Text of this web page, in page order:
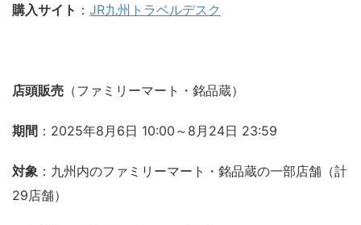
購入サイト ： JR九州トラベルデスク
店頭販売 （ファミリーマート・銘品蔵）
期間 ：2025年8月6日 10:00～8月24日 23:59
対象 ：九州内のファミリーマート・銘品蔵の一部店舗（計
29店舗）